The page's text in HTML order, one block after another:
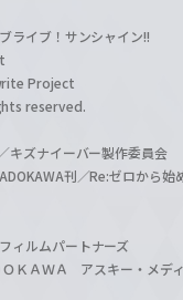
ライブ！サンシャイン!!
Project
reserved.
キズナイーバー製作委員会
刊／Re:ゼロから始
ィルムパートナーズ
ＫＡＷＡ アスキー・メデ